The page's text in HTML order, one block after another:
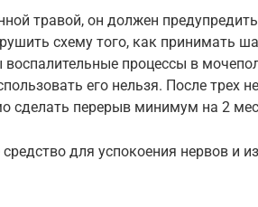
травой, он должен
схему того, как принимать
процессы в
его нельзя. После трех
сделать перерыв минимум на 2
для успокоения нервов и